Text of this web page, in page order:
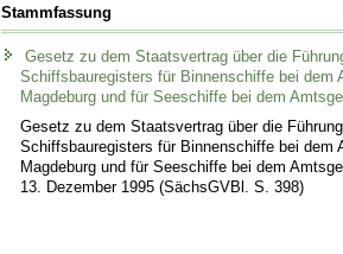
Stammfassung
Gesetz zu dem Staatsvertrag über die
Schiffsbauregisters für Binnenschiffe bei dem
Magdeburg und für Seeschiffe bei dem
Gesetz zu dem Staatsvertrag über die
Schiffsbauregisters für Binnenschiffe bei dem
Magdeburg und für Seeschiffe bei dem
13. Dezember 1995 (SächsGVBl. S. 398)